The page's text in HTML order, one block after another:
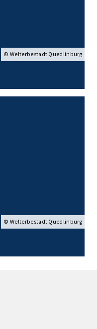
© Welterbestadt Quedlinburg
© Welterbestadt Quedlinburg